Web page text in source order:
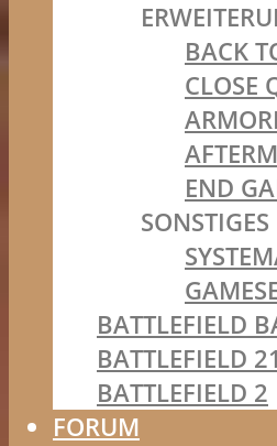
BACK
CLOSE
END
SONSTIGES
BATTLEFIELD
BATTLEFIELD
BATTLEFIELD 2
FORUM